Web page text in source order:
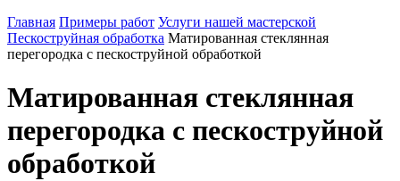
Главная Примеры работ Услуги нашей мастерской
Пескоструйная обработка Матированная стеклянная
перегородка с пескоструйной обработкой
Матированная стеклянная
перегородка с пескоструйной
обработкой